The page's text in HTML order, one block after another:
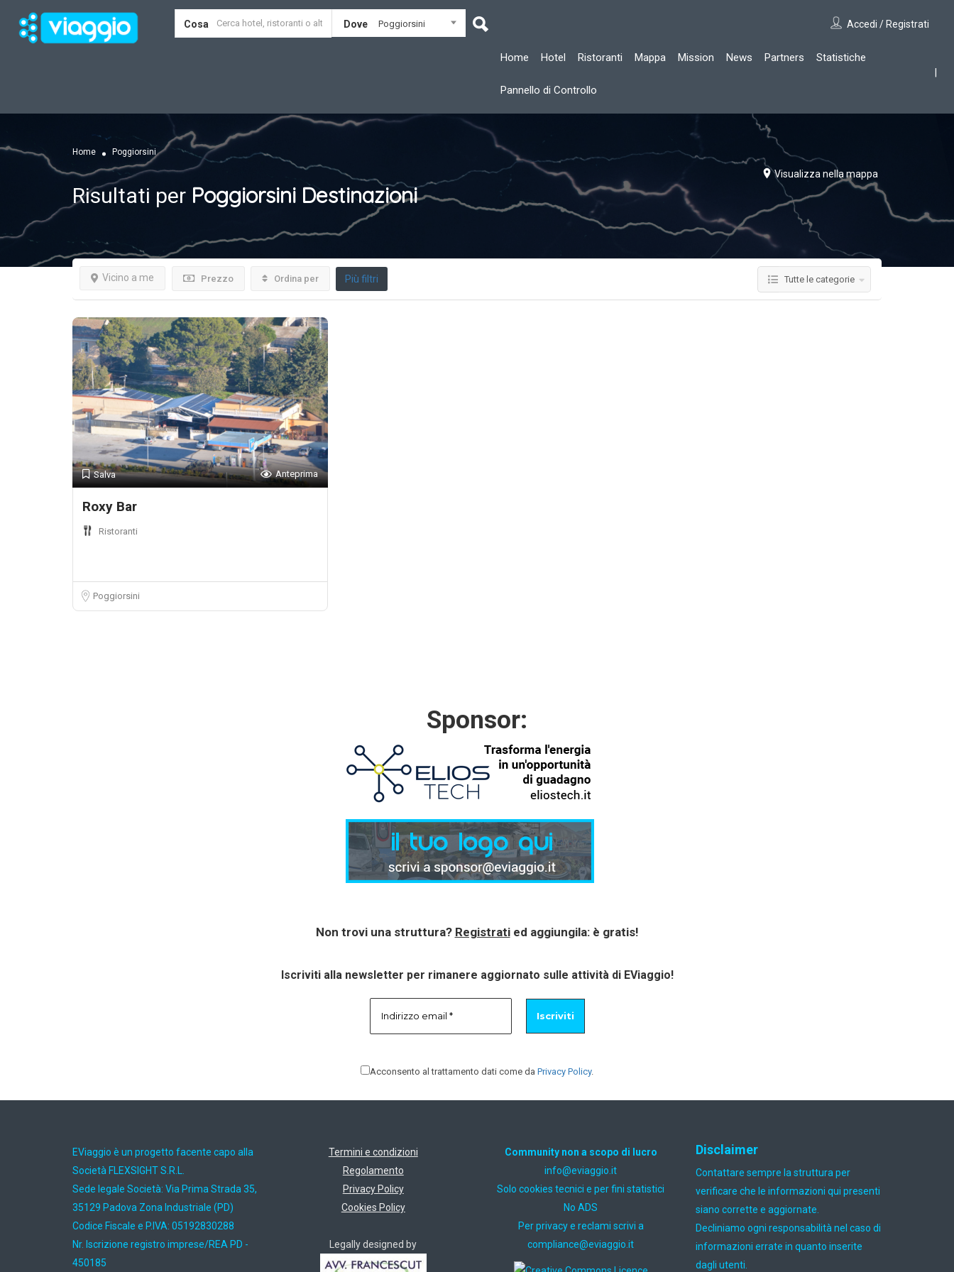
Cosa Dove Poggiorsini Accedi / Registrati
Home Hotel Ristoranti Mappa Mission News Partners Statistiche
Pannello di Controllo
Home Poggiorsini
Visualizza nella mappa
Risultati per Poggiorsini Destinazioni
Prezzo
Vicino a me Ordina per Più filtri Tutte le categorie
Salva Anteprima
Roxy Bar
Ristoranti
Poggiorsini
Sponsor:
Non trovi una struttura? Registratied aggiungila: è gratis!
Iscriviti alla newsletter per rimanere aggiornato sulle attività di EViaggio!
Acconsento al trattamento dati come da Privacy Policy.
EViaggio è un progetto facente capo alla
Società FLEXSIGHT S.R.L.
Sede legale Società: Via Prima Strada 35,
35129 Padova Zona Industriale (PD)
Codice Fiscale e P.IVA: 05192830288
Nr. Iscrizione registro imprese/REA PD -
450185
Termini e condizioni
Regolamento
Privacy Policy
Cookies Policy
Legally designed by
Community non a scopo di lucro
ti.oiggaive@ofni
Solo cookies tecnici e per fini statistici
No ADS
Per privacy e reclami scrivi a
ti.oiggaive@ecnailpmoc
Disclaimer
Contattare sempre la struttura per
verificare che le informazioni qui presenti
siano corrette e aggiornate.
Decliniamo ogni responsabilità nel caso di
informazioni errate in quanto inserite
dagli utenti.